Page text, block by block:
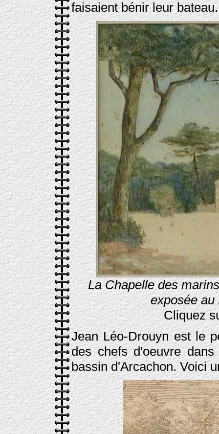
faisaient bénir leur bateau.
La Chapelle des
exposée
Cliquez
Jean Léo-Drouyn est le
des chefs d'oeuvre
bassin d'Arcachon. Voici